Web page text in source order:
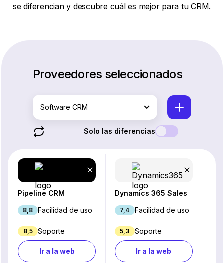
se diferencian y descubre cuál es mejor para tu CRM.
Proveedores seleccionados
Software CRM
Solo las diferencias
Pipeline CRM
8,8 Facilidad de uso
8,5 Soporte
Ir a la web
Dynamics 365 Sales
7,4 Facilidad de uso
5,3 Soporte
Ir a la web